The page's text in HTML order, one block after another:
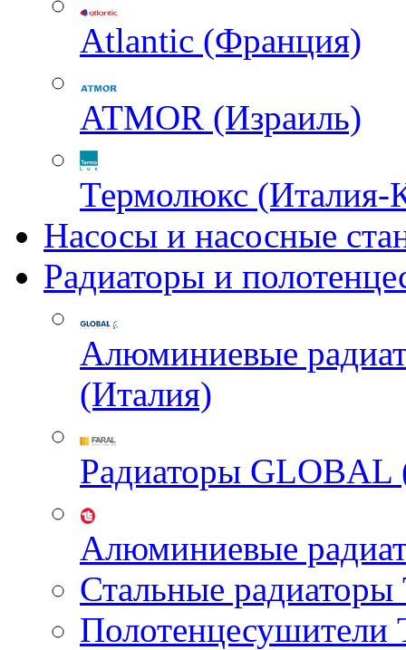
Atlantic (Франция)
ATMOR (Израиль)
Термолюкс (Италия-
Насосы и насосные
Радиаторы и
Алюминиевые
(Италия)
Радиаторы GLOBAL
Алюминиевые
Стальные